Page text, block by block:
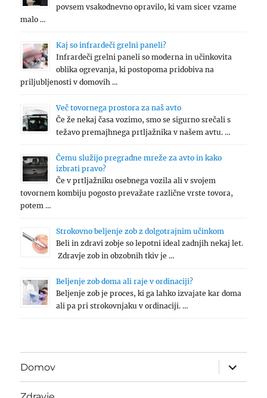
povsem vsakodnevno opravilo, ki vam sicer vzame
malo …
Kaj so infrardeči grelni paneli?
Infrardeči grelni paneli so moderna in učinkovita
oblika ogrevanja, ki postopoma pridobiva na
priljubljenosti v domovih …
Več tovornega prostora za naš avto
Če že nekaj časa vozimo, smo se sigurno srečali s
težavo premajhnega prtljažnika v našem avtu. …
Čemu služijo pregradne mreže za avto in kako
izbrati pravo?
Če v prtljažniku osebnega vozila ali v svojem
tovornem kombiju pogosto prevažate različne vrste tovora,
potem …
Strokovno beljenje zob z dolgotrajnim učinkom
Beli in zdravi zobje so lepotni ideal zadnjih nekaj let.
Zdravje zob in obzobnih tkiv je …
Beljenje zob doma ali raje v ordinaciji?
Beljenje zob je proces, ki ga lahko izvajate kar doma
ali pa pri strokovnjaku v ordinaciji. …
Domov
expand
child
menu